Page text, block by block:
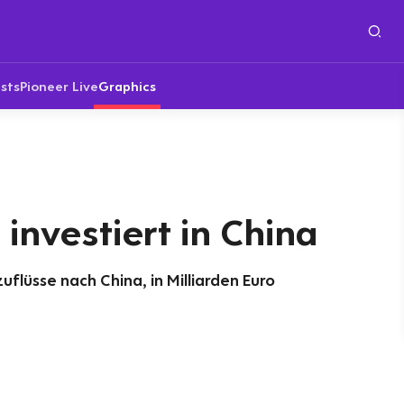
Pioneer LiveGraphics
in China
nach China, in Milliarden Euro